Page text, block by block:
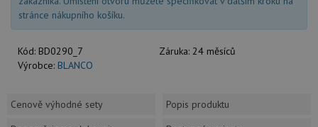
stránce nákupního košíku.
Kód: BD0290_7 Záruka: 24 měsíců
Výrobce: BLANCO
Cenově výhodné sety
Popis produktu